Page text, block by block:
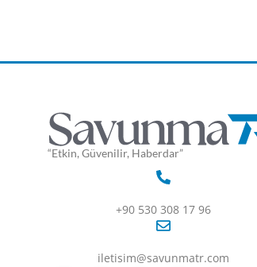
“Etkin, Güvenilir, Haberdar”
+90 530 308 17 96
iletisim@savunmatr.com